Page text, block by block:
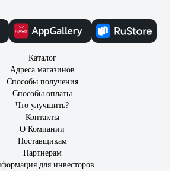
Каталог
Адреса магазинов
Способы получения
Способы оплаты
Что улучшить?
Контакты
О Компании
Поставщикам
Партнерам
для инвесторов